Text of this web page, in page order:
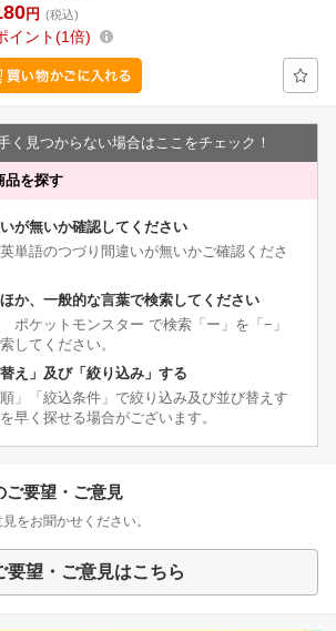
円 (税込)
イント 1倍
く見つからない場合はここをチェック！
品を探す
が無いか確認してください
単語のつづり間違いが無いかご確認くださ
か、一般的な言葉で検索してください
ケットモンスター で検索「ー」を「−」
してください。
え」及び「絞り込み」する
」「絞込条件」で絞り込み及び並び替えす
早く探せる場合がございます。
ご要望・ご意見
をお聞かせください。
要望・ご意見はこちら